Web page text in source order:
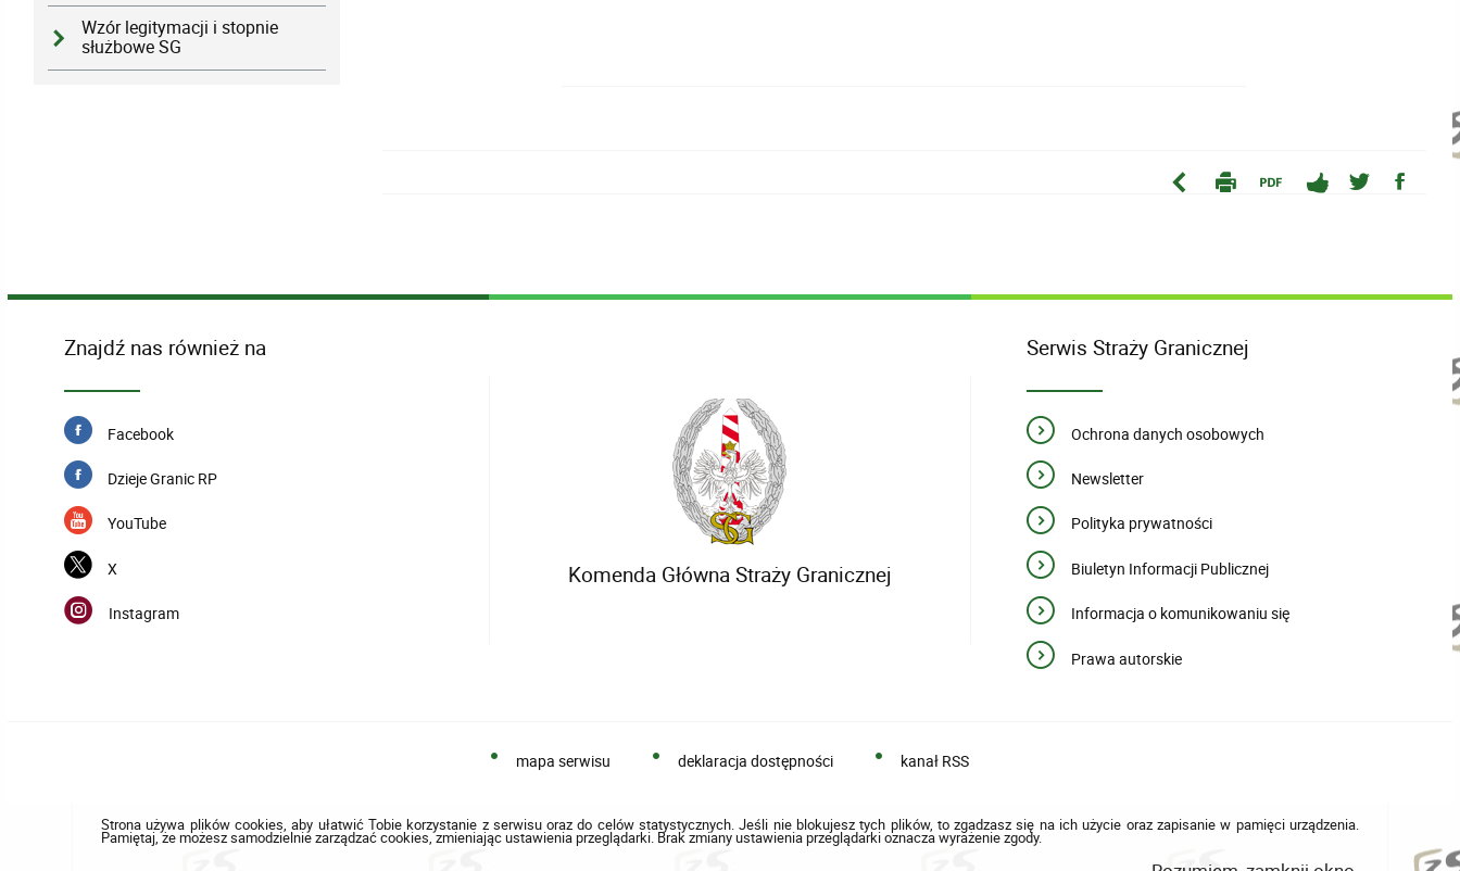
Wzór legitymacji i stopnie
służbowe SG
Znajdź nas również na
Facebook
Dzieje Granic RP
YouTube
X
Instagram
Komenda Główna Straży Granicznej
Serwis Straży Granicznej
Ochrona danych osobowych
Newsletter
Polityka prywatności
Biuletyn Informacji Publicznej
Informacja o komunikowaniu się
Prawa autorskie
mapa serwisu deklaracja dostępności kanał RSS
Strona używa plików cookies, aby ułatwić Tobie korzystanie z serwisu oraz do celów statystycznych. Jeśli nie blokujesz tych plików, to zgadzasz się na ich użycie oraz zapisanie w pamięci urządzenia.
Pamiętaj, że możesz samodzielnie zarządzać cookies, zmieniając ustawienia przeglądarki. Brak zmiany ustawienia przeglądarki oznacza wyrażenie zgody.